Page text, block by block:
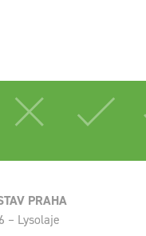
PRAHA
– Lysolaje